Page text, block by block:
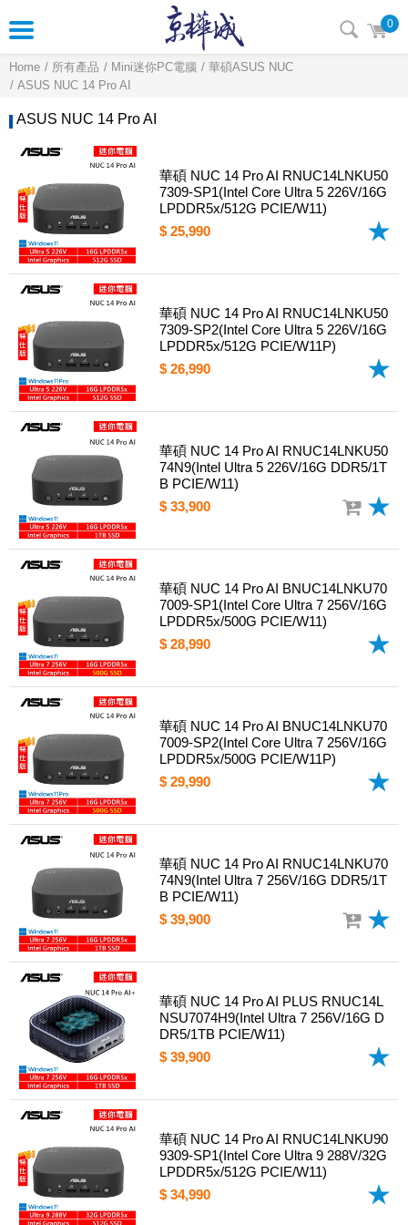
0
Home 所有產品 Mini迷你PC電腦
華碩ASUS NUC
ASUS NUC 14 Pro AI
ASUS NUC 14 Pro AI
華碩 NUC 14 Pro AI RNUC14LNKU50
7309-SP1(Intel Core Ultra 5 226V/16G
LPDDR5x/512G PCIE/W11)
$ 25,990
華碩 NUC 14 Pro AI RNUC14LNKU50
7309-SP2(Intel Core Ultra 5 226V/16G
LPDDR5x/512G PCIE/W11P)
$ 26,990
華碩 NUC 14 Pro AI RNUC14LNKU50
74N9(Intel Ultra 5 226V/16G DDR5/1T
B PCIE/W11)
$ 33,900
華碩 NUC 14 Pro AI BNUC14LNKU70
7009-SP1(Intel Core Ultra 7 256V/16G
LPDDR5x/500G PCIE/W11)
$ 28,990
華碩 NUC 14 Pro AI BNUC14LNKU70
7009-SP2(Intel Core Ultra 7 256V/16G
LPDDR5x/500G PCIE/W11P)
$ 29,990
華碩 NUC 14 Pro AI RNUC14LNKU70
74N9(Intel Ultra 7 256V/16G DDR5/1T
B PCIE/W11)
$ 39,900
華碩 NUC 14 Pro AI PLUS RNUC14L
NSU7074H9(Intel Ultra 7 256V/16G D
DR5/1TB PCIE/W11)
$ 39,900
華碩 NUC 14 Pro AI RNUC14LNKU90
9309-SP1(Intel Core Ultra 9 288V/32G
LPDDR5x/512G PCIE/W11)
$ 34,990